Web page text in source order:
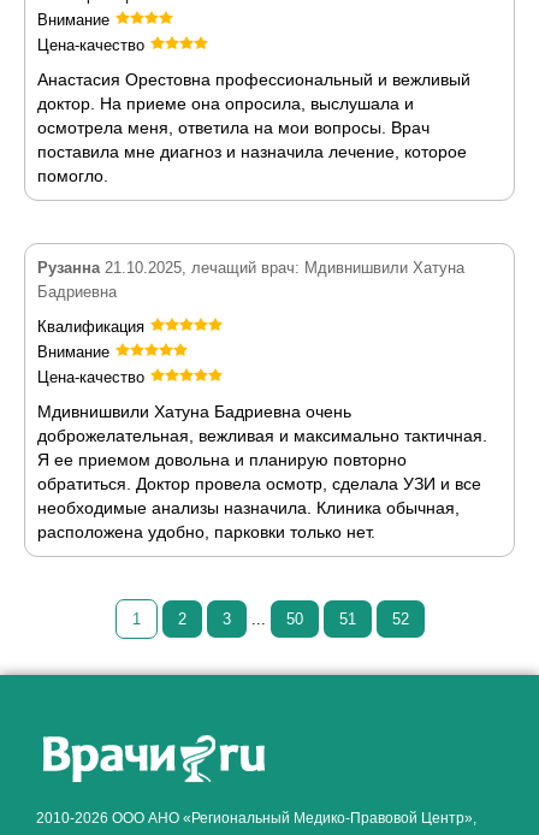
Внимание
Цена-качество
Анастасия Орестовна профессиональный и вежливый
доктор. На приеме она опросила, выслушала и
осмотрела меня, ответила на мои вопросы. Врач
поставила мне диагноз и назначила лечение, которое
помогло.
Рузанна21.10.2025, лечащий врач: Мдивнишвили Хатуна
Бадриевна
Квалификация
Внимание
Цена-качество
Мдивнишвили Хатуна Бадриевна очень
доброжелательная, вежливая и максимально тактичная.
Я ее приемом довольна и планирую повторно
обратиться. Доктор провела осмотр, сделала УЗИ и все
необходимые анализы назначила. Клиника обычная,
расположена удобно, парковки только нет.
1 2 3 ... 50 51 52
2010-2026 ООО АНО «Региональный Медико-Правовой Центр»,